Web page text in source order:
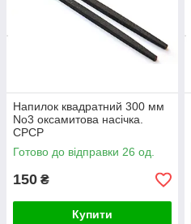
Напилок квадратний 300 мм
No3 оксамитова насічка.
СРСР
Готово до відправки 26 од.
150 ₴
Купити